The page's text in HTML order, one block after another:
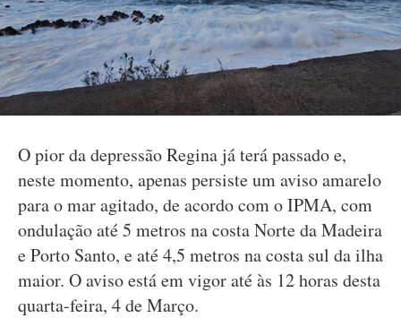
O pior da depressão Regina já terá passado e,
neste momento, apenas persiste um aviso amarelo
para o mar agitado, de acordo com o IPMA, com
ondulação até 5 metros na costa Norte da Madeira
e Porto Santo, e até 4,5 metros na costa sul da ilha
maior. O aviso está em vigor até às 12 horas desta
quarta-feira, 4 de Março.